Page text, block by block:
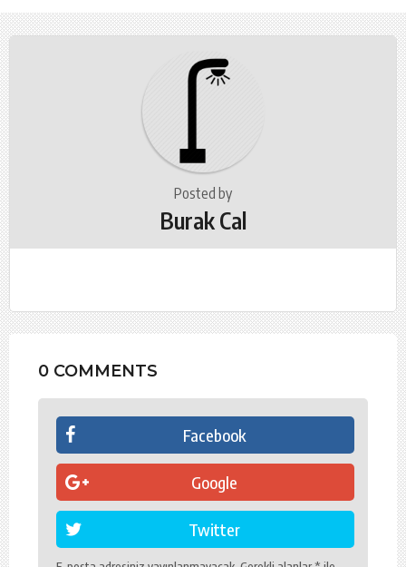
i
n
Posted by
Burak Cal
0 COMMENTS
Facebook
Google
Twitter